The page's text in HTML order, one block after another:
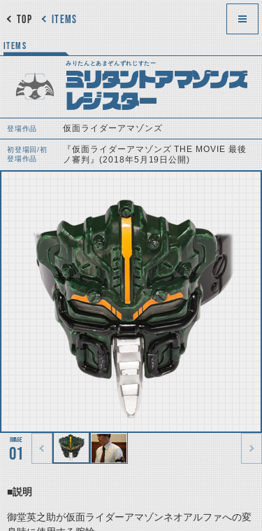
ITEMS
TOP
ITEMS
みりたんとあまぞんずれじすたー
ミリタントアマゾンズ
レジスター
登場作品 仮面ライダーアマゾンズ
初登場回/初
登場作品
『仮面ライダーアマゾンズ THE MOVIE 最後
ノ審判』(2018年5月19日公開)
01
■説明
御堂英之助が仮面ライダーアマゾンネオアルファへの変